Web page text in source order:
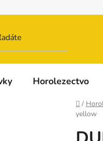
Horolezectvo
Domov
/
yellow